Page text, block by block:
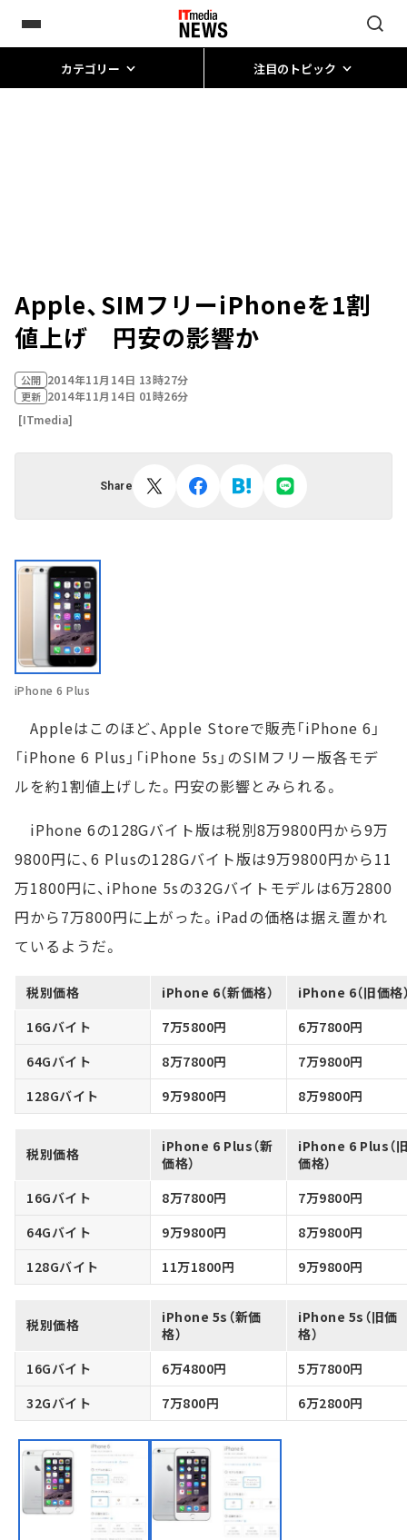
カテゴリー 注目のトピック
Apple、SIMフリーiPhoneを1割
値上げ 円安の影響か
公開 2014年11月14日 13時27分
更新 2014年11月14日 01時26分
[ITmedia]
Share
iPhone 6 Plus
Appleはこのほど、Apple Storeで販売「iPhone 6」
「iPhone 6 Plus」「iPhone 5s」のSIMフリー版各モデ
ルを約1割値上げした。円安の影響とみられる。
iPhone 6の128Gバイト版は税別8万9800円から9万
9800円に、6 Plusの128Gバイト版は9万9800円から11
万1800円に、iPhone 5sの32Gバイトモデルは6万2800
円から7万800円に上がった。iPadの価格は据え置かれ
ているようだ。
税別価格 iPhone 6（新価格）
iPhone 6（旧価格
16Gバイト
7万5800円
6万7800円
64Gバイト
8万7800円
7万9800円
128Gバイト
9万9800円 8万9800円
税別価格
iPhone 6 Plus（新
価格）
iPhone 6 Plus（
価格）
16Gバイト
8万7800円
7万9800円
64Gバイト
9万9800円
8万9800円
128Gバイト
11万1800円 9万9800円
税別価格
iPhone 5s（新価
格）
iPhone 5s（旧価
格）
16Gバイト
6万4800円
5万7800円
32Gバイト
7万800円 6万2800円